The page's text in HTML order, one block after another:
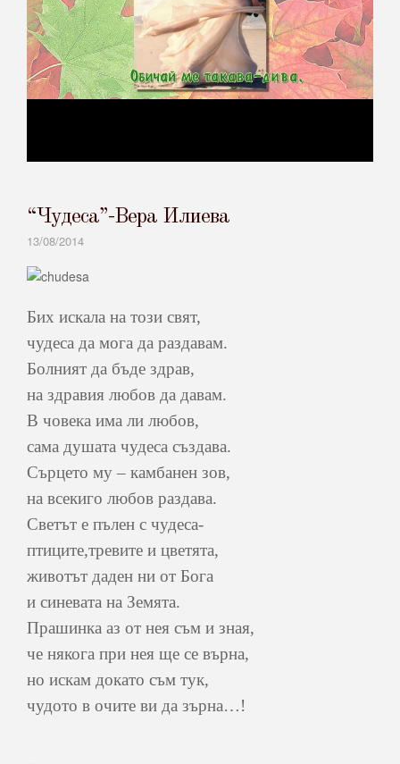
“Чудеса”-Вера Илиева
13/08/2014
Бих искала на този свят,
чудеса да мога да раздавам.
Болният да бъде здрав,
на здравия любов да давам.
В човека има ли любов,
сама душата чудеса създава.
Сърцето му – камбанен зов,
на всекиго любов раздава.
Светът е пълен с чудеса-
птиците,тревите и цветята,
животът даден ни от Бога
и синевата на Земята.
Прашинка аз от нея съм и зная,
че някога при нея ще се върна,
но искам докато съм тук,
чудото в очите ви да зърна…!